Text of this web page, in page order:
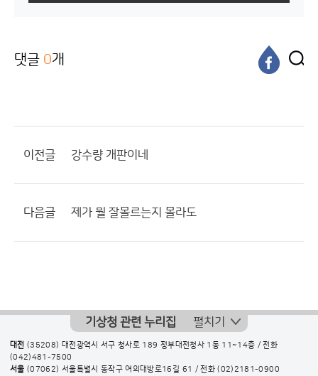
댓글 0개
이전글 강수량 개판이네
다음글 제가 뭘 잘몰르는지 몰라도
기상청 관련 누리집 펼치기
대전 (35208) 대전광역시 서구 청사로 189 정부대전청사 1동 11~14층 / 전화
(042)481-7500
서울 (07062) 서울특별시 동작구 여의대방로16길 61 / 전화(02)2181-0900